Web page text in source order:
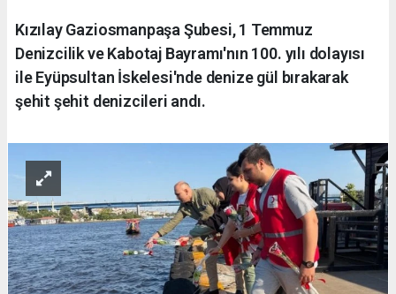
Kızılay Gaziosmanpaşa Şubesi, 1 Temmuz
Denizcilik ve Kabotaj Bayramı'nın 100. yılı dolayısı
ile Eyüpsultan İskelesi'nde denize gül bırakarak
şehit şehit denizcileri andı.